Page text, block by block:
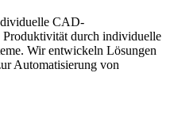
CAD-
Produktivität durch individuelle
Wir entwickeln Lösungen
Automatisierung von